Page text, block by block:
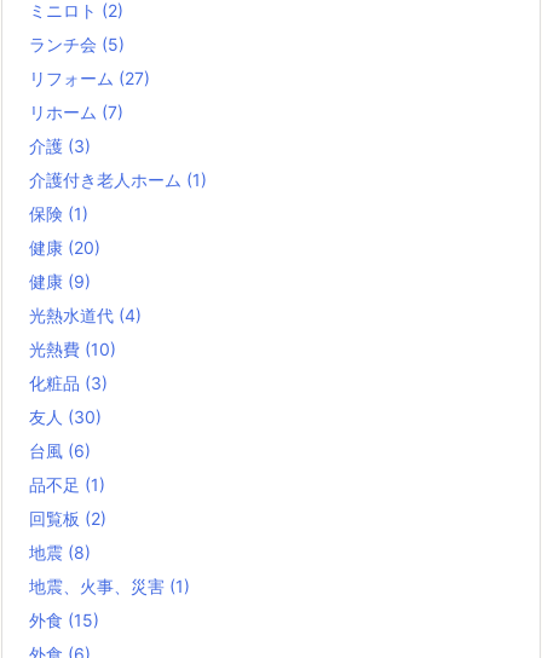
ミニロト (2)
ランチ会 (5)
リフォーム (27)
リホーム (7)
介護 (3)
介護付き老人ホーム (1)
保険 (1)
健康 (20)
健康 (9)
光熱水道代 (4)
光熱費 (10)
化粧品 (3)
友人 (30)
台風 (6)
品不足 (1)
回覧板 (2)
地震 (8)
地震、火事、災害 (1)
外食 (15)
外食 (6)